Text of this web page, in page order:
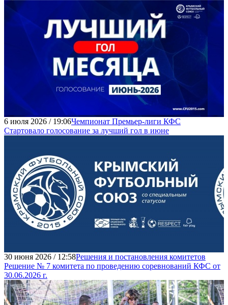
6 июля 2026 / 19:06Чемпионат Премьер-лиги КФС
Стартовало голосование за лучший гол в июне
30 июня 2026 / 12:58Решения и постановления комитетов
Решение № 7 комитета по проведению соревнований КФС от
30.06.2026 г.